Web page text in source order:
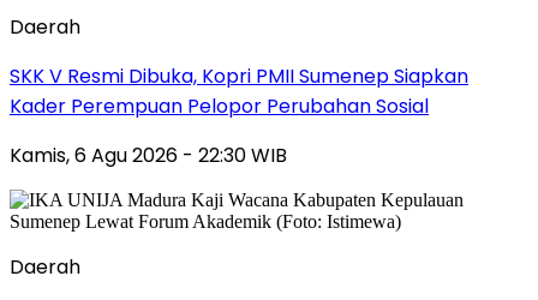
Daerah
SKK V Resmi Dibuka, Kopri PMII Sumenep Siapkan
Kader Perempuan Pelopor Perubahan Sosial
Kamis, 6 Agu 2026 - 22:30 WIB
Daerah